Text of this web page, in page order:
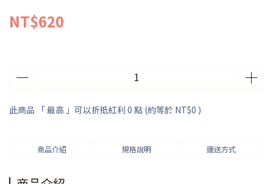
NT$620
此商品 「 最高 」可以折抵紅利 0 點 (約等於 NT$0 )
商品介紹 規格說明 運送方式